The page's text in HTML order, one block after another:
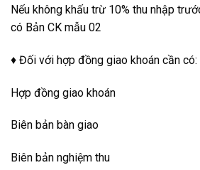
Nếu không khấu trừ 10% thu nhập
có Bản CK mẫu 02
♦ Đối với hợp đồng giao khoán cần có:
Hợp đồng giao khoán
Biên bản bàn giao
Biên bản nghiệm thu